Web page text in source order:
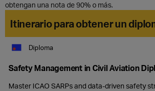
obtengan una nota de 90% o más.
Itinerario para obtener un
Diploma
Safety Management in Civil Aviation
Master ICAO SARPs and data-driven safety